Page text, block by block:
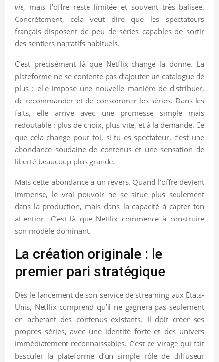
vie, mais l’offre reste limitée et souvent très balisée.
Concrètement, cela veut dire que les spectateurs
français disposent de peu de séries capables de sortir
des sentiers narratifs habituels.
C’est précisément là que Netflix change la donne. La
plateforme ne se contente pas d’ajouter un catalogue de
plus : elle impose une nouvelle manière de distribuer,
de recommander et de consommer les séries. Dans les
faits, elle arrive avec une promesse simple mais
redoutable : plus de choix, plus vite, et à la demande. Ce
que cela change pour toi, si tu es spectateur, c’est une
abondance soudaine de contenus et une sensation de
liberté beaucoup plus grande.
Mais cette abondance a un revers. Quand l’offre devient
immense, le vrai pouvoir ne se situe plus seulement
dans la production, mais dans la capacité à capter ton
attention. C’est là que Netflix commence à construire
son modèle dominant.
La création originale : le
premier pari stratégique
Dès le lancement de son service de streaming aux États-
Unis, Netflix comprend qu’il ne gagnera pas seulement
en achetant des contenus existants. Il doit créer ses
propres séries, avec une identité forte et des univers
immédiatement reconnaissables. C’est ce virage qui fait
basculer la plateforme d’un simple rôle de diffuseur